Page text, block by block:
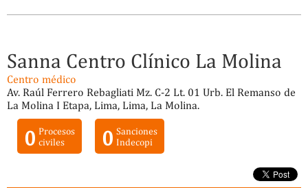
Sanna Centro Clínico La Molina
Centro médico
Av. Raúl Ferrero Rebagliati Mz. C-2 Lt. 01 Urb. El Remanso de
La Molina I Etapa, Lima, Lima, La Molina.
0 Procesos
civiles
0 Sanciones
Indecopi